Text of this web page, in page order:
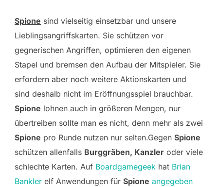
Spione sind vielseitig einsetzbar und unsere
Lieblingsangriffskarten. Sie schützen vor
gegnerischen Angriffen, optimieren den eigenen
Stapel und bremsen den Aufbau der Mitspieler. Sie
erfordern aber noch weitere Aktionskarten und
sind deshalb nicht im Eröffnungsspiel brauchbar.
Spione lohnen auch in größeren Mengen, nur
übertreiben sollte man es nicht, denn mehr als zwei
Spione pro Runde nutzen nur selten.Gegen Spione
schützen allenfalls Burggräben, Kanzler oder viele
schlechte Karten. Auf Boardgamegeek hat Brian
Bankler elf Anwendungen für Spione angegeben